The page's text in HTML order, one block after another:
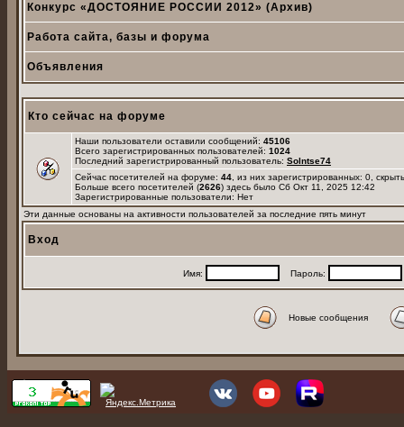
Конкурс «ДОСТОЯНИЕ РОССИИ 2012» (Архив)
Работа сайта, базы и форума
Объявления
Кто сейчас на форуме
Наши пользователи оставили сообщений: 45106
Всего зарегистрированных пользователей: 1024
Последний зарегистрированный пользователь: Solntse74
Сейчас посетителей на форуме: 44 , из них зарегистрированных: 0,
Больше всего посетителей (2626) здесь было Сб Окт 11, 2025 12:42
Зарегистрированные пользователи: Нет
Эти данные основаны на активности пользователей за последние пять минут
Вход
Имя: Пароль:
Новые сообщения